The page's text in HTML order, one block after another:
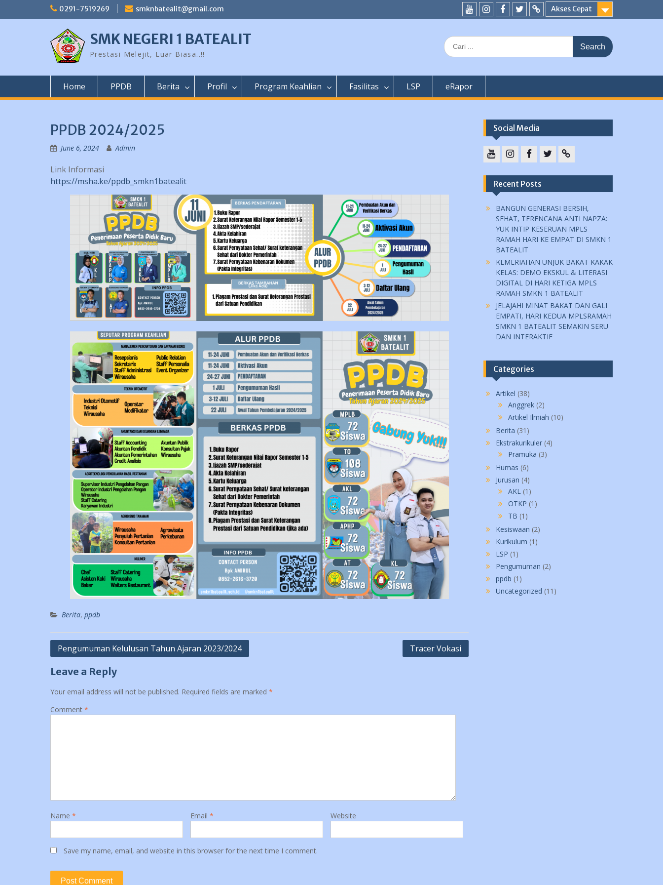
0291-7519269 smknbatealit@gmail.com
Akses Cepat
YouTubeinstagram
Facebook
Twittertiktok
SMK NEGERI 1 BATEALIT
Prestasi Melejit, Luar Biasa..!!
Search
for:
Home PPDB Berita Profil Program Keahlian Fasilitas LSP eRapor
PPDB 2024/2025
June 6, 2024 Admin
Link Informasi
https://msha.ke/ppdb_smkn1batealit
Berita, ppdb
Post
Pengumuman Kelulusan Tahun Ajaran 2023/2024 Tracer Vokasi
Leave a Reply
Your email address will not be published. Required fields are marked *
Comment *
Name * Email * Website
Save my name, email, and website in this browser for the next time I comment.
Social Media
Recent Posts
BANGUN GENERASI BERSIH,
SEHAT, TERENCANA ANTI NAPZA:
YUK INTIP KESERUAN MPLS
RAMAH HARI KE EMPAT DI SMKN 1
BATEALIT
KEMERIAHAN UNJUK BAKAT KAKAK
KELAS: DEMO EKSKUL & LITERASI
DIGITAL DI HARI KETIGA MPLS
RAMAH SMKN 1 BATEALIT
JELAJAHI MINAT BAKAT DAN GALI
EMPATI, HARI KEDUA MPLSRAMAH
SMKN 1 BATEALIT SEMAKIN SERU
DAN INTERAKTIF
Categories
Artikel (38)
Anggrek(2)
Artikel Ilmiah (10)
Berita (31)
Ekstrakurikuler(4)
Pramuka (3)
Humas (6)
Jurusan (4)
AKL(1)
OTKP (1)
TB (1)
Kesiswaan (2)
Kurikulum (1)
LSP (1)
Pengumuman (2)
ppdb (1)
Uncategorized (11)